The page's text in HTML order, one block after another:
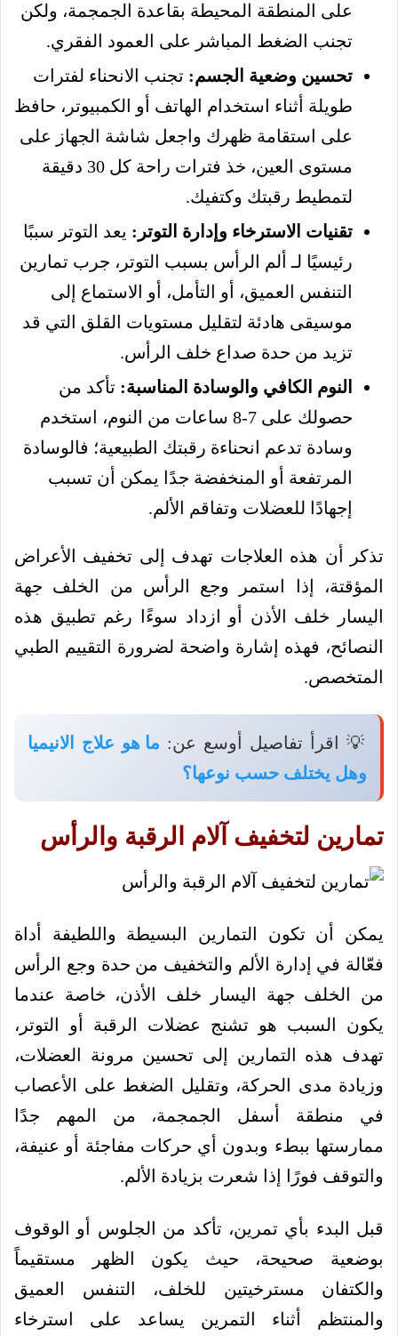
على المنطقة المحيطة بقاعدة الجمجمة، ولكن
تجنب الضغط المباشر على العمود الفقري.
تحسين وضعية الجسم: تجنب الانحناء لفترات
طويلة أثناء استخدام الهاتف أو الكمبيوتر، حافظ
على استقامة ظهرك واجعل شاشة الجهاز على
مستوى العين، خذ فترات راحة كل 30 دقيقة
لتمطيط رقبتك وكتفيك.
تقنيات الاسترخاء وإدارة التوتر: يعد التوتر سببًا
رئيسيًا لـ ألم الرأس بسبب التوتر، جرب تمارين
التنفس العميق، أو التأمل، أو الاستماع إلى
موسيقى هادئة لتقليل مستويات القلق التي قد
تزيد من حدة صداع خلف الرأس.
النوم الكافي والوسادة المناسبة: تأكد من
حصولك على 7-8 ساعات من النوم، استخدم
وسادة تدعم انحناءة رقبتك الطبيعية؛ فالوسادة
المرتفعة أو المنخفضة جدًا يمكن أن تسبب
إجهادًا للعضلات وتفاقم الألم.
تذكر أن هذه العلاجات تهدف إلى تخفيف الأعراض
المؤقتة، إذا استمر وجع الرأس من الخلف جهة
اليسار خلف الأذن أو ازداد سوءًا رغم تطبيق هذه
النصائح، فهذه إشارة واضحة لضرورة التقييم الطبي
المتخصص.
💡 اقرأ تفاصيل أوسع عن: ما هو علاج الانيميا
وهل يختلف حسب نوعها؟
تمارين لتخفيف آلام الرقبة والرأس
يمكن أن تكون التمارين البسيطة واللطيفة أداة
فعّالة في إدارة الألم والتخفيف من حدة وجع الرأس
من الخلف جهة اليسار خلف الأذن، خاصة عندما
يكون السبب هو تشنج عضلات الرقبة أو التوتر،
تهدف هذه التمارين إلى تحسين مرونة العضلات،
وزيادة مدى الحركة، وتقليل الضغط على الأعصاب
في منطقة أسفل الجمجمة، من المهم جدًا
ممارستها ببطء وبدون أي حركات مفاجئة أو عنيفة،
والتوقف فورًا إذا شعرت بزيادة الألم.
قبل البدء بأي تمرين، تأكد من الجلوس أو الوقوف
بوضعية صحيحة، حيث يكون الظهر مستقيماً
والكتفان مسترخيتين للخلف، التنفس العميق
والمنتظم أثناء التمرين يساعد على استرخاء